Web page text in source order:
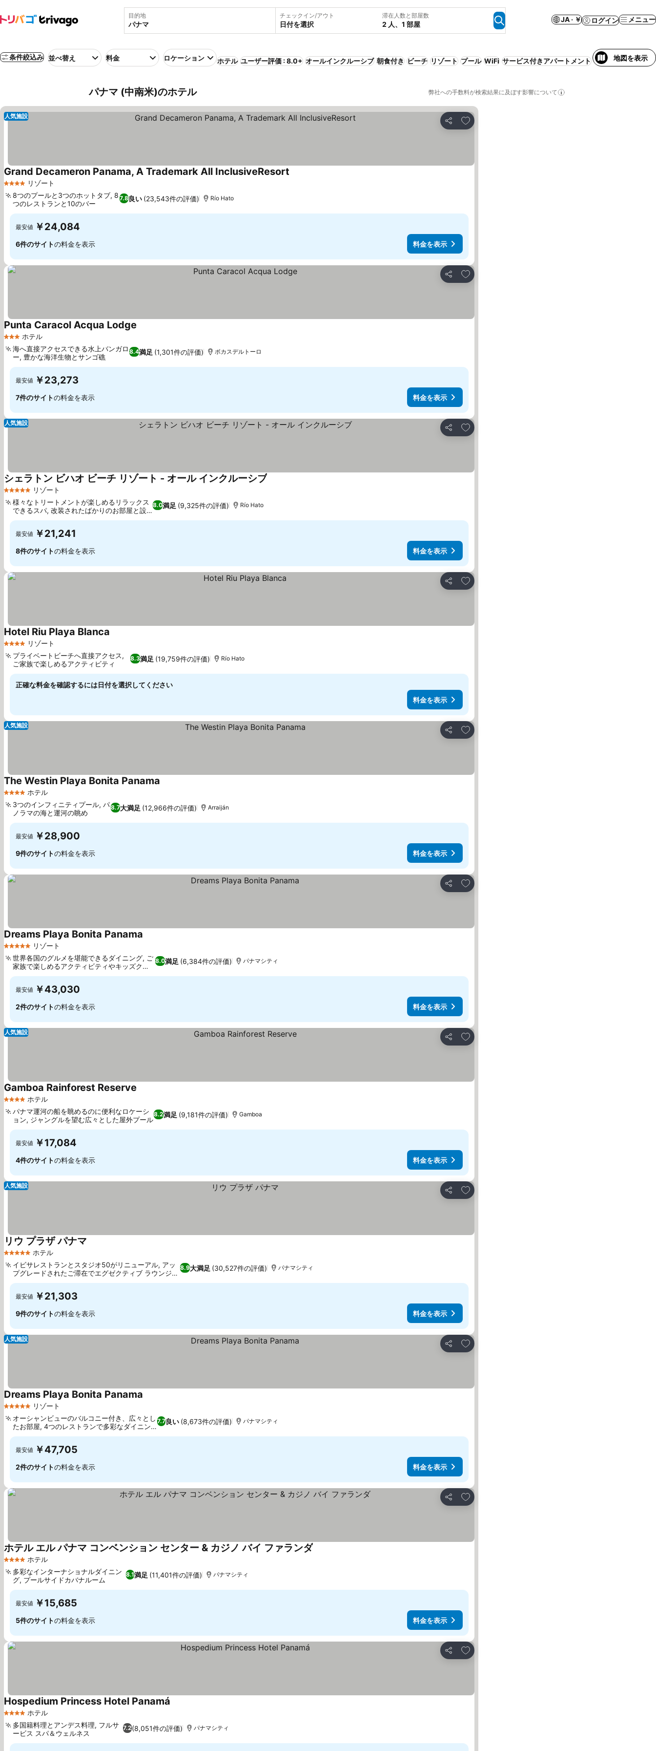
目的地 チェックイン/アウト
日付を選択
滞在人数と部屋数
2 人、1 部屋
JA · ￥ ログイン メニュー
条件絞込み 並べ替え 料金 ロケーション ホテル ユーザー評価 : 8.0+ オールインクルーシブ 朝食付き ビーチ リゾート プール WiFi サービス付きアパートメント 1泊3食付き エアコ
地図を表示
パナマ (中南米)のホテル 弊社への手数料が検索結果に及ぼす影響について
シェア
お気に入りに追加
人気施設
4 ホテルのランク
リゾート
Grand Decameron Panama, A Trademark All InclusiveResort
7.8良い (23,543件の評価)
8つのプールと3つのホットタブ, 8
つのレストランと10のバー
Río Hato
最安値 ￥24,084
6件のサイトの料金を表示 料金を表示
シェア
お気に入りに追加
3 ホテルのランク
ホテル
Punta Caracol Acqua Lodge
8.4満足 (1,301件の評価)
海へ直接アクセスできる水上バンガロ
ー, 豊かな海洋生物とサンゴ礁
ボカスデルトーロ
最安値 ￥23,273
7件のサイトの料金を表示 料金を表示
シェア
お気に入りに追加
人気施設
5 ホテルのランクリゾート
シェラトン ビハオ ビーチ リゾート - オール インクルーシブ
8.0満足 (9,325件の評価)
様々なトリートメントが楽しめるリラックス
できるスパ, 改装されたばかりのお部屋と設
備
Río Hato
最安値 ￥21,241
8件のサイトの料金を表示 料金を表示
シェア
お気に入りに追加
4 ホテルのランク
リゾート
Hotel Riu Playa Blanca
8.3満足 (19,759件の評価)
プライベートビーチへ直接アクセス,
ご家族で楽しめるアクティビティ
Río Hato
正確な料金を確認するには日付を選択してください
料金を表示
シェア
お気に入りに追加
人気施設
4 ホテルのランク
ホテル
The Westin Playa Bonita Panama
8.7大満足 (12,966件の評価)
3つのインフィニティプール, パ
ノラマの海と運河の眺め
Arraiján
最安値 ￥28,900
9件のサイトの料金を表示 料金を表示
シェア
お気に入りに追加
5 ホテルのランクリゾート
Dreams Playa Bonita Panama
8.0満足 (6,384件の評価)
世界各国のグルメを堪能できるダイニング, ご
家族で楽しめるアクティビティやキッズクラ
ブ
パナマシティ
最安値 ￥43,030
2件のサイトの料金を表示 料金を表示
シェア
お気に入りに追加
人気施設
4 ホテルのランク
ホテル
Gamboa Rainforest Reserve
8.2満足 (9,181件の評価)
パナマ運河の船を眺めるのに便利なロケーシ
ョン, ジャングルを望む広々とした屋外プール
Gamboa
最安値 ￥17,084
4件のサイトの料金を表示 料金を表示
シェア
お気に入りに追加
人気施設
5 ホテルのランク
ホテル
リウ プラザ パナマ
8.9大満足 (30,527件の評価)
イビサレストランとスタジオ50がリニューアル, アッ
プグレードされたご滞在でエグゼクティブ ラウンジを
ご利用いただけます
パナマシティ
最安値 ￥21,303
9件のサイトの料金を表示 料金を表示
シェア
お気に入りに追加
人気施設
5 ホテルのランクリゾート
Dreams Playa Bonita Panama
7.7良い (8,673件の評価)
オーシャンビューのバルコニー付き、広々とし
たお部屋, 4つのレストランで多彩なダイニン
グ
パナマシティ
最安値 ￥47,705
2件のサイトの料金を表示 料金を表示
シェア
お気に入りに追加
4 ホテルのランク
ホテル
ホテル エル パナマ コンベンション センター & カジノ バイ ファランダ
8.1満足 (11,401件の評価)
多彩なインターナショナルダイニン
グ, プールサイドカバナルーム
パナマシティ
最安値 ￥15,685
5件のサイトの料金を表示 料金を表示
シェア
お気に入りに追加
4 ホテルのランク
ホテル
Hospedium Princess Hotel Panamá
7.2(8,051件の評価)
多国籍料理とアンデス料理, フルサ
ービス スパ＆ウェルネス
パナマシティ